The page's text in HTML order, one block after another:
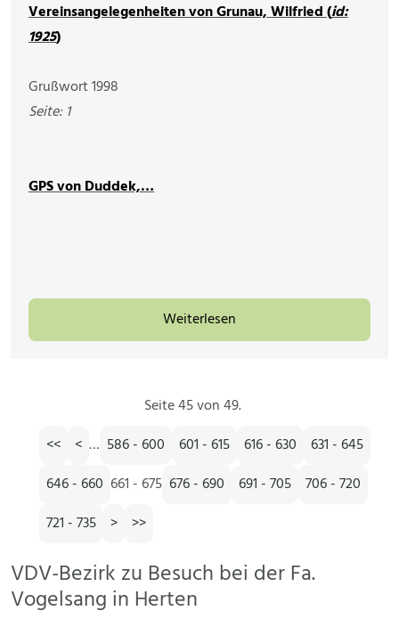
Vereinsangelegenheiten von Grunau, Wilfried (id:
1925)
Grußwort 1998
Seite: 1
GPS von Duddek,…
Weiterlesen
Seite 45 von 49.
<<
< … 586 - 600 601 - 615 616 - 630
631 - 645
646 - 660 661 - 675 676 - 690 691 - 705
706 - 720
721 - 735
> >>
VDV-Bezirk zu Besuch bei der Fa.
Vogelsang in Herten